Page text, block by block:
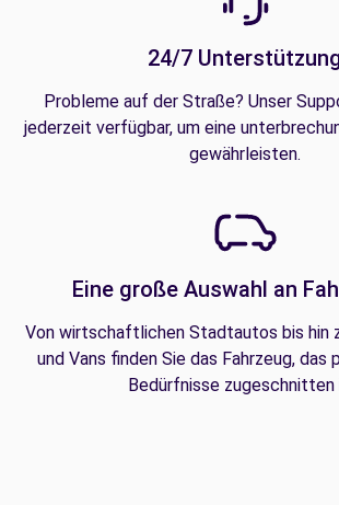
24/7
Probleme auf der Straße? Unser
jederzeit verfügbar, um eine
gewährleisten.
Eine große Auswahl an
Von wirtschaftlichen Stadtautos bis hin
und Vans finden Sie das Fahrzeug,
Bedürfnisse zugeschnitten